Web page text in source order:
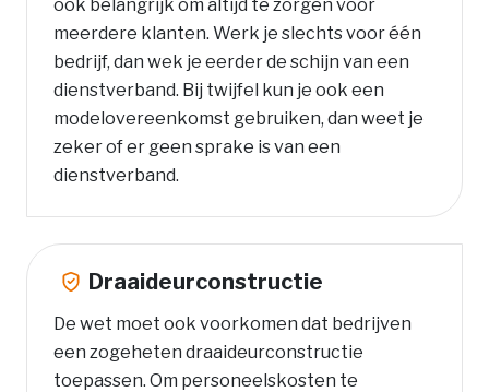
ook belangrijk om altijd te zorgen voor
meerdere klanten. Werk je slechts voor één
bedrijf, dan wek je eerder de schijn van een
dienstverband. Bij twijfel kun je ook een
modelovereenkomst gebruiken, dan weet je
zeker of er geen sprake is van een
dienstverband.
Draaideurconstructie
De wet moet ook voorkomen dat bedrijven
een zogeheten draaideurconstructie
toepassen. Om personeelskosten te